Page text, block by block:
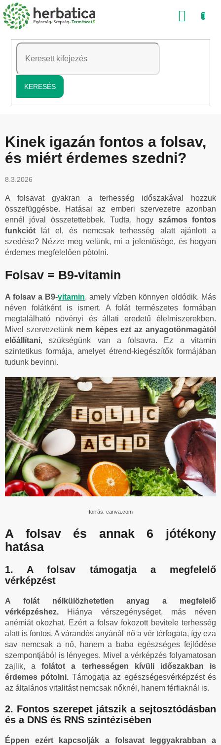
Ugrás
a
tartalomhoz
KERESÉS
Kinek igazán fontos a folsav,
és miért érdemes szedni?
8.3.2026
A folsavat gyakran a terhesség időszakával hozzuk
összefüggésbe. Hatásai az emberi szervezetre azonban
ennél jóval összetettebbek. Tudta, hogy számos fontos
funkciót lát el, és nemcsak terhesség alatt ajánlott a
szedése? Nézze meg velünk, mi a jelentősége, és hogyan
érdemes megfelelően pótolni.
Folsav = B9-vitamin
A folsav a B9-vitamin, amely vízben könnyen oldódik. Más
néven folátként is ismert. A folát természetes formában
megtalálható növényi és állati eredetű élelmiszerekben.
Mivel szervezetünk nem képes ezt az anyagotönmagától
előállítani, szükségünk van a folsavra. Ez a vitamin
szintetikus formája, amelyet étrend-kiegészítők formájában
tudunk bevinni.
forrás: canva.com
A folsav és annak 6 jótékony
hatása
1. A folsav támogatja a megfelelő
vérképzést
A folát nélkülözhetetlen anyag a megfelelő
vérképzéshez. Hiánya vérszegénységet, más néven
anémiát okozhat. Ezért a folsav fokozott bevitele terhesség
alatt is fontos. A várandós anyánál nő a vér térfogata, így eza
sav nemcsak a nő, hanem a baba egészséges fejlődése
szempontjából is lényeges. Mivel a vérképzés folyamatosan
zajlik, afolátot a terhességen kívüli időszakban is
érdemes pótolni. Támogatja az egészségesvérképzést és
az általános vitalitást nemcsak nőknél, hanem férfiaknál is.
2. Fontos szerepet játszik a sejtosztódásban
és a DNS és RNS szintézisében
Éppen ezért kapcsolják a folsavat leggyakrabban a